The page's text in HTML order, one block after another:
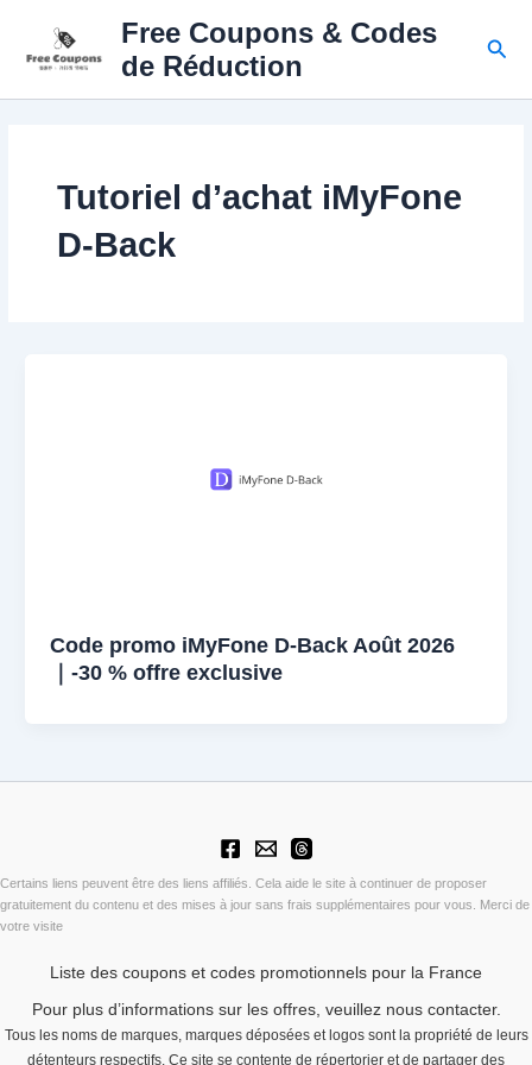
content
Free Coupons & Codes
de Réduction
Tutoriel d’achat iMyFone
D-Back
Code promo iMyFone D-Back Août 2026
｜-30 % offre exclusive
Certains liens peuvent être des liens affiliés. Cela aide le site à continuer de proposer
gratuitement du contenu et des mises à jour sans frais supplémentaires pour vous. Merci de
votre visite
Liste des coupons et codes promotionnels pour la France
Pour plus d’informations sur les offres, veuillez nous contacter.
Tous les noms de marques, marques déposées et logos sont la propriété de leurs
détenteurs respectifs. Ce site se contente de répertorier et de partager des